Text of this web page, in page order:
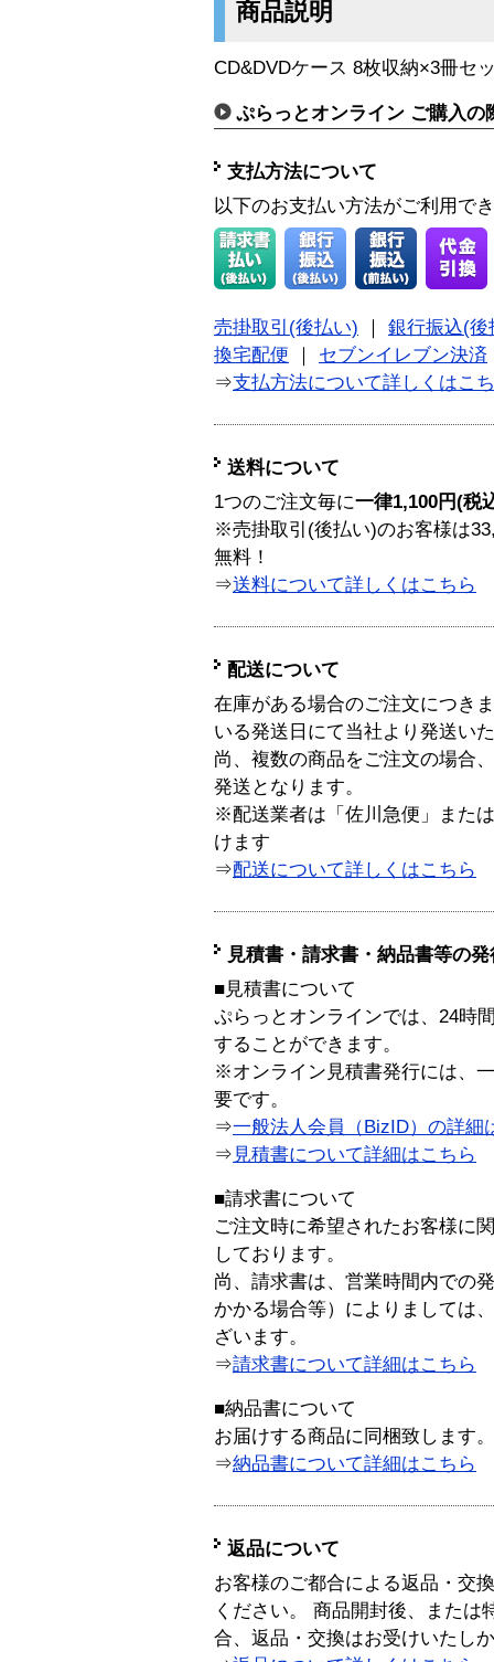
商品説明
CD&DVDケース 8枚収納×3冊セ
ぷらっとオンライン ご購入の
支払方法について
以下のお支払い方法がご利用で
売掛取引(後払い)
銀行振込(後
換宅配便
セブンイレブン決済
⇒支払方法について詳しくはこ
送料について
1つのご注文毎に一律1,100円(税
※売掛取引(後払い)のお客様は
無料！
⇒送料について詳しくはこちら
配送について
在庫がある場合のご注文につき
いる発送日にて当社より発送い
尚、複数の商品をご注文の場合
発送となります。
※配送業者は「佐川急便」また
けます
⇒配送について詳しくはこちら
見積書・請求書・納品書等の
■見積書について
ぷらっとオンラインでは、24時
することができます。
※オンライン見積書発行には、
要です。
⇒一般法人会員（BizID）の詳細
⇒ 見積書について詳細はこちら
■請求書について
ご注文時に希望されたお客様に
しております。
尚、請求書は、営業時間内での
かかる場合等）によりましては
ざいます。
⇒請求書について詳細はこちら
■納品書について
お届けする商品に同梱致します。
⇒納品書について詳細はこちら
返品について
お客様のご都合による返品・交
ください。 商品開封後、または
合、返品・交換はお受けいたし